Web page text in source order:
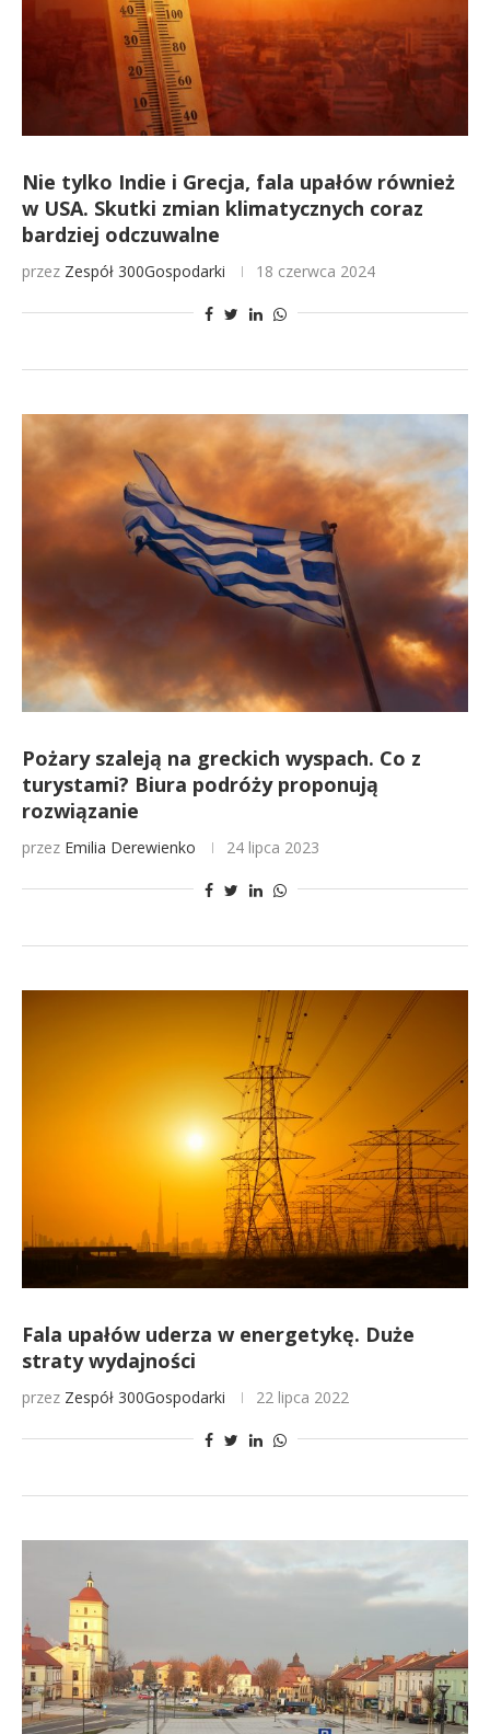
Nie tylko Indie i Grecja, fala upałów również
w USA. Skutki zmian klimatycznych coraz
bardziej odczuwalne
przez Zespół 300Gospodarki 18 czerwca 2024
Pożary szaleją na greckich wyspach. Co z
turystami? Biura podróży proponują
rozwiązanie
przez Emilia Derewienko 24 lipca 2023
Fala upałów uderza w energetykę. Duże
straty wydajności
przez Zespół 300Gospodarki 22 lipca 2022